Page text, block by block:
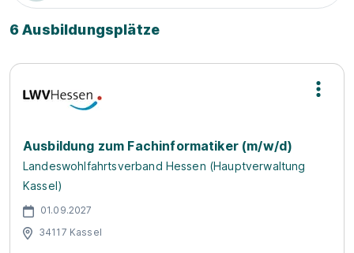
6 Ausbildungsplätze
Ausbildung zum Fachinformatiker (m/w/d)
Landeswohlfahrtsverband Hessen (Hauptverwaltung
Kassel)
01.09.2027
34117 Kassel